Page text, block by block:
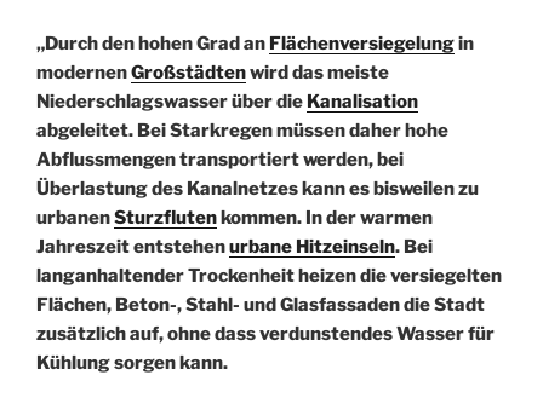
„Durch den hohen Grad an Flächenversiegelungin
modernenGroßstädtenwird das meiste
Niederschlagswasser über die Kanalisation
abgeleitet. Bei Starkregen müssen daher hohe
Abflussmengen transportiert werden, bei
Überlastung des Kanalnetzes kann es bisweilen zu
urbanenSturzfluten kommen. In der warmen
Jahreszeit entstehenurbane Hitzeinseln. Bei
langanhaltender Trockenheit heizen die versiegelten
Flächen, Beton-, Stahl- und Glasfassaden die Stadt
zusätzlich auf, ohne dass verdunstendes Wasser für
Kühlung sorgen kann.